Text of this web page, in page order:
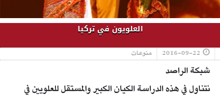
العلويون في تركيا
2016-09-22 منوعات
شبكة الراصد
نتناول في هذه الدراسة الكيان الكبير والمستقل للعلويين في